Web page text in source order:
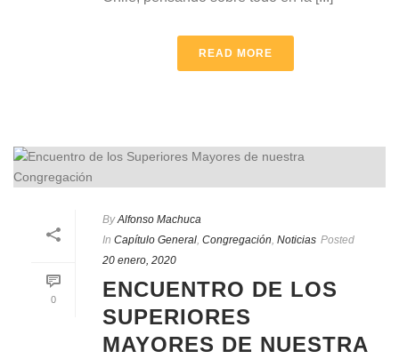
READ MORE
0
By Alfonso Machuca
In Capítulo General, Congregación, Noticias Posted
20 enero, 2020
ENCUENTRO DE LOS
SUPERIORES
MAYORES DE NUESTRA